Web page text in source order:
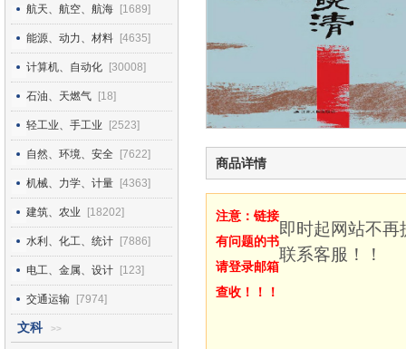
航天、航空、航海 [1689]
能源、动力、材料 [4635]
计算机、自动化 [30008]
石油、天燃气 [18]
轻工业、手工业 [2523]
自然、环境、安全 [7622]
机械、力学、计量 [4363]
建筑、农业 [18202]
水利、化工、统计 [7886]
电工、金属、设计 [123]
交通运输 [7974]
文科 >>
商品详情
注意：链接
有问题的书
请登录邮箱
查收！！！
即时起网站不
联系客服！！